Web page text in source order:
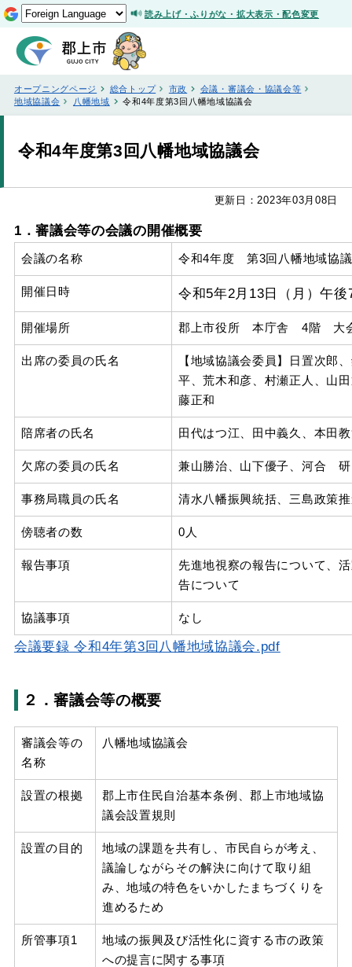
読み上げ・ふりがな・拡大表示・配色変更
オープニングページ 総合トップ 市政
会議・審議会・協議会等
地域協議会
八幡地域 令和4年度第3回八幡地域協議会
令和4年度第3回八幡地域協議会
更新日：2023年03月08日
1．審議会等の会議の開催概要
会議の名称 令和4年度 第3回八幡地域協
開催日時 令和5年2月13日（月）午
開催場所 郡上市役所 本庁舎 4階 大
出席の委員の氏名
【地域協議会委員】日置次郎
平、荒木和彦、村瀬正人、山
藤正和
陪席者の氏名 田代はつ江、田中義久、本田
欠席の委員の氏名 兼山勝治、山下優子、河合
事務局職員の氏名 清水八幡振興統括、三島政策
傍聴者の数 0人
報告事項
先進地視察の報告について、
告について
協議事項 なし
会議要録 令和4年第3回八幡地域協議会.pdf
２．審議会等の概要
審議会等の
名称
八幡地域協議会
設置の根拠
郡上市住民自治基本条例、郡上市地域協
議会設置規則
設置の目的
地域の課題を共有し、市民自らが考え、
議論しながらその解決に向けて取り組
み、地域の特色をいかしたまちづくりを
進めるため
所管事項1
地域の振興及び活性化に資する市の政策
への提言に関する事項